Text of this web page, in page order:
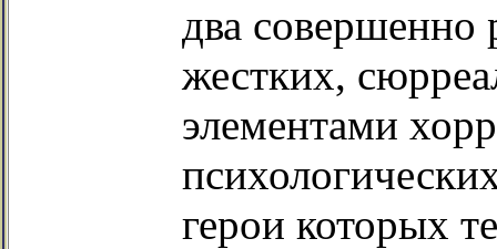
два совершенно
жестких,
элементами
герои которых